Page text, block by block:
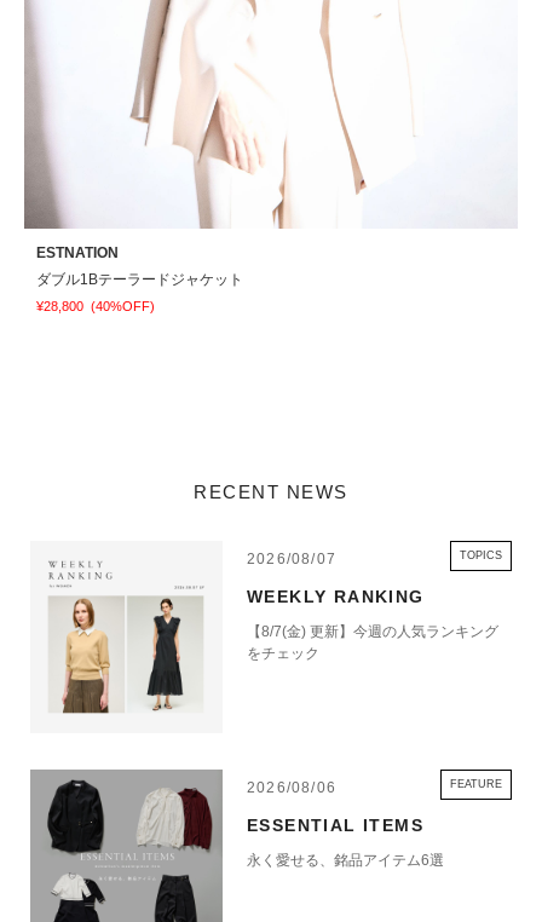
ESTNATION
ダブル1Bテーラードジャケット
¥28,800 (40%OFF)
RECENT NEWS
2026/08/07 TOPICS
WEEKLY RANKING
【8/7(金) 更新】今週の人気ランキング
をチェック
2026/08/06 FEATURE
ESSENTIAL ITEMS
永く愛せる、銘品アイテム6選